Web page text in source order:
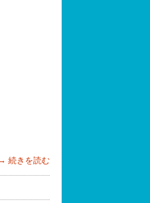
続きを読む